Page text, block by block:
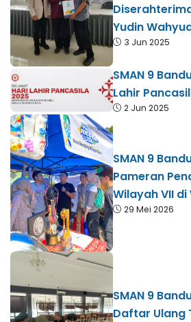
Yudin
3 Jun 2025
SMAN 9
Lahir
2 Jun 2025
SMAN 9
Pameran
Wilayah VII
29 Mei 2026
SMAN 9
Daftar Ulang